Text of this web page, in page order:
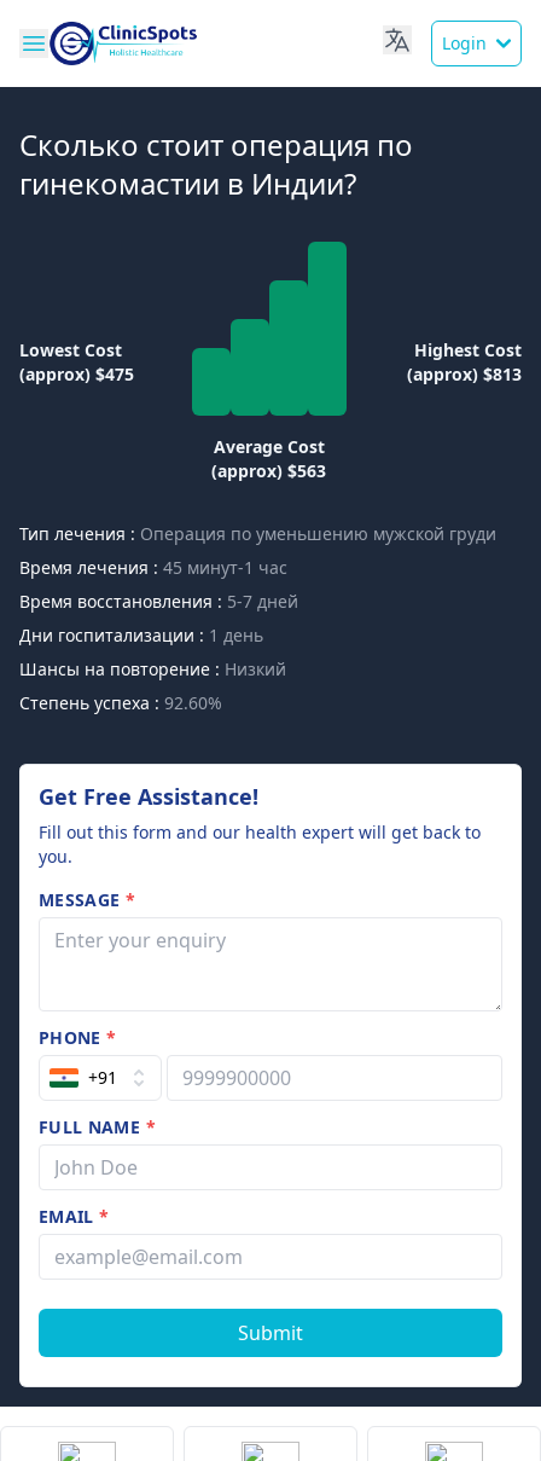
Login
Сколько стоит операция по
гинекомастии в Индии?
Lowest Cost
(approx) $475
Average Cost
(approx) $563
Highest Cost
(approx) $813
Тип лечения : Операция по уменьшению мужской груди
Время лечения : 45 минут-1 час
Время восстановления : 5-7 дней
Дни госпитализации : 1 день
Шансы на повторение : Низкий
Степень успеха : 92.60%
Get Free Assistance!
Fill out this form and our health expert will get back to
you.
MESSAGE *
PHONE*
+91
FULL NAME *
EMAIL*
Submit